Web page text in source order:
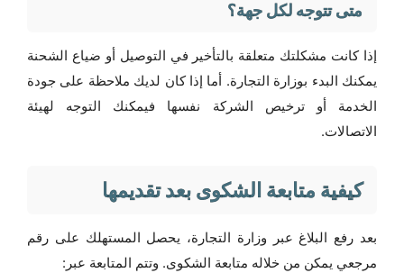
متى تتوجه لكل جهة؟
إذا كانت مشكلتك متعلقة بالتأخير في التوصيل أو ضياع الشحنة
يمكنك البدء بوزارة التجارة. أما إذا كان لديك ملاحظة على جودة
الخدمة أو ترخيص الشركة نفسها فيمكنك التوجه لهيئة
الاتصالات.
كيفية متابعة الشكوى بعد تقديمها
بعد رفع البلاغ عبر وزارة التجارة، يحصل المستهلك على رقم
مرجعي يمكن من خلاله متابعة الشكوى. وتتم المتابعة عبر: